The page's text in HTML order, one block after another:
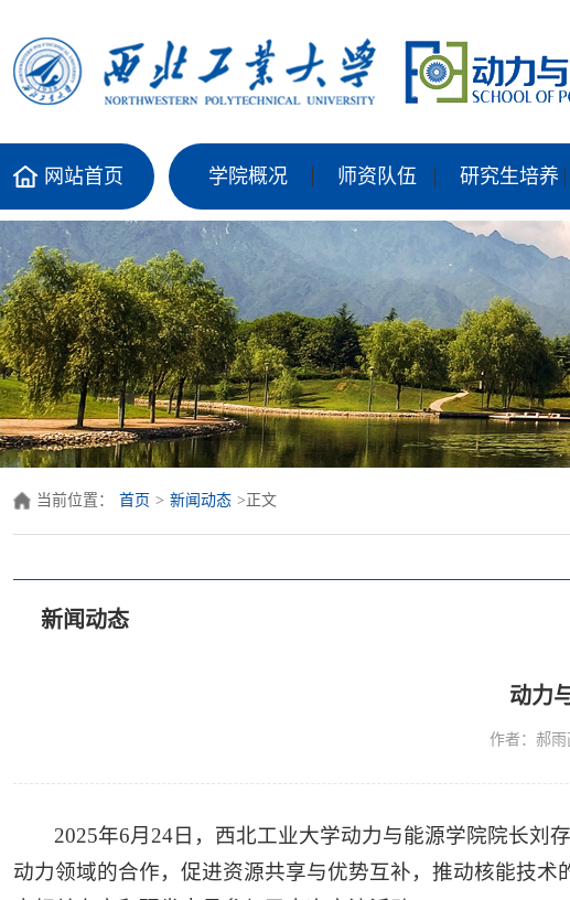
网站首页 学院概况 师资队伍 研究生培养
当前位置： 首页 > 新闻动态 > 正文
新闻动态
动力
作者：郝雨
2025年6月24日，西北工业大学动力与能源学院院长刘
动力领域的合作，促进资源共享与优势互补，推动核能技